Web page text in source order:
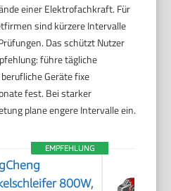
einer Elektrofachkraft. Für
sind kürzere Intervalle
Das schützt Nutzer
führe tägliche
Geräte fixe
fest. Bei starker
plane engere Intervalle ein.
EMPFEHLUNG
800W,